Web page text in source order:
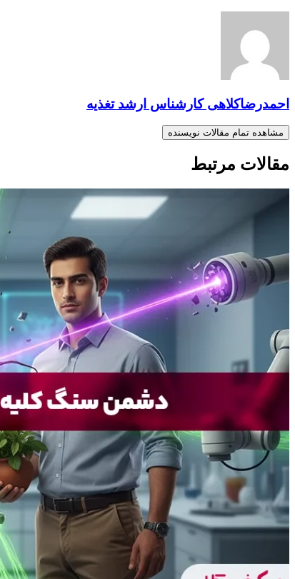
احمدرضاکلاهی کارشناس ارشد تغذیه
مشاهده تمام مقالات نویسنده
مقالات مرتبط